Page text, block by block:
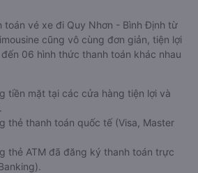
toán vé xe đi Quy Nhơn - Bình Định từ
cũng vô cùng đơn giản, tiện lợi
06 hình thức thanh toán khác nhau
tiền mặt tại các cửa hàng tiện lợi và
thẻ thanh toán quốc tế (Visa, Master
thẻ ATM đã đăng ký thanh toán trực